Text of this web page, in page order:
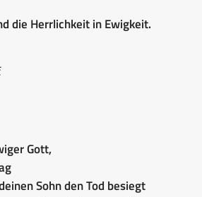
die Herrlichkeit in Ewigkeit.
Gott,
Sohn den Tod besiegt